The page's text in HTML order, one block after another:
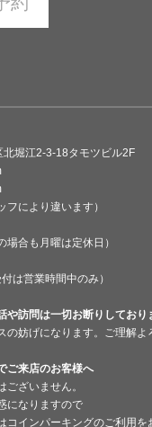
堀江2-3-18タモツビル2F
フにより違います）
合も月曜は定休日）
付は営業時間中のみ）
や訪問は一切お断りしており
の妨げになります。ご理解よ
ご来店のお客様へ
ございません。
になりますので
コインパーキングのご利用を